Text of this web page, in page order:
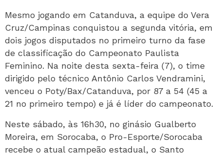
Mesmo jogando em Catanduva, a equipe do Vera
Cruz/Campinas conquistou a segunda vitória, em
dois jogos disputados no primeiro turno da fase
de classificação do Campeonato Paulista
Feminino. Na noite desta sexta-feira (7), o time
dirigido pelo técnico Antônio Carlos Vendramini,
venceu o Poty/Bax/Catanduva, por 87 a 54 (45 a
21 no primeiro tempo) e já é líder do campeonato.
Neste sábado, às 16h30, no ginásio Gualberto
Moreira, em Sorocaba, o Pro-Esporte/Sorocaba
recebe o atual campeão estadual, o Santo